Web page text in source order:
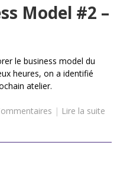
Model #2 –
le business model du
heures, on a identifié
atelier.
| Lire la suite